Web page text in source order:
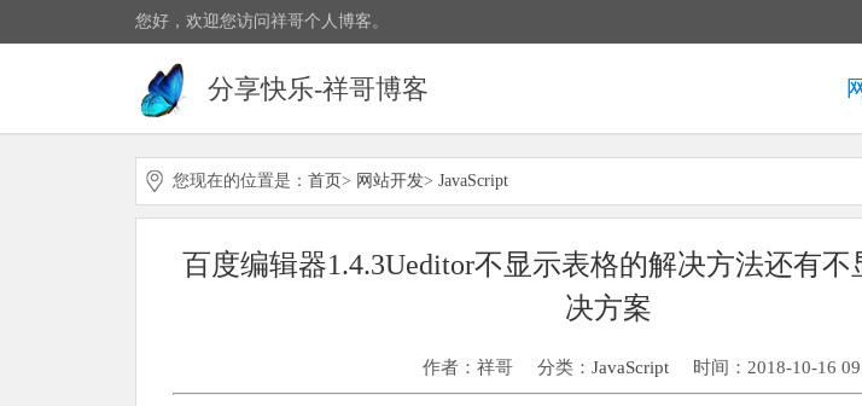
您好，欢迎您访问祥哥个人博客。
分享快乐-祥哥博客
您现在的位置是： 首页> 网站开发> JavaScript
百度编辑器1.4.3Ueditor不显示表格的解决方法还有
决方案
时间：2018-10-16
分类： JavaScript
作者：祥哥